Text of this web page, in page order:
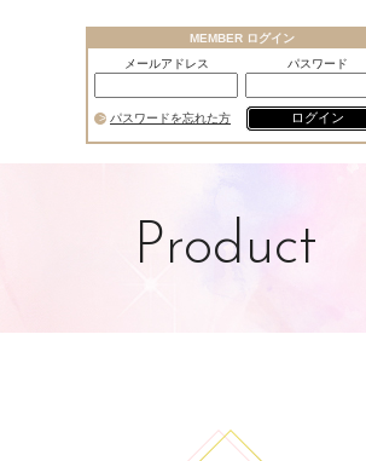
MEMBER ログイン
メールアドレス
パスワード
パスワードを忘れた方 ログイン
Product